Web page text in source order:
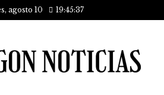
agosto 10 19:45:37